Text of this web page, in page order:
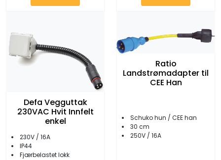
Defa Vegguttak
230VAC Hvit Innfelt
enkel
230V / 16A
IP44
Fjærbelastet lokk
Ratio
Landstrømadapter til
CEE Han
Schuko hun / CEE han
30 cm
250V / 16A